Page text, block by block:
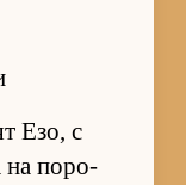
Езо, с
на по­ро­